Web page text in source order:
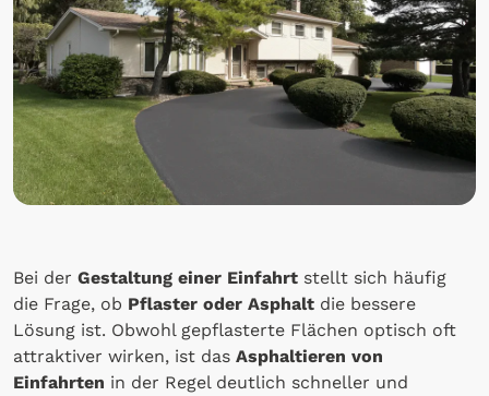
Bei der Gestaltung einer Einfahrt stellt sich häufig
die Frage, ob Pflaster oder Asphalt die bessere
Lösung ist. Obwohl gepflasterte Flächen optisch oft
attraktiver wirken, ist das Asphaltieren von
Einfahrten in der Regel deutlich schneller und